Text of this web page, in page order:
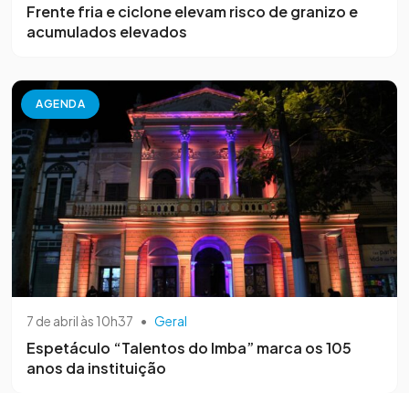
Frente fria e ciclone elevam risco de granizo e
acumulados elevados
AGENDA
7 de abril às 10h37 • Geral
Espetáculo “Talentos do Imba” marca os 105
anos da instituição